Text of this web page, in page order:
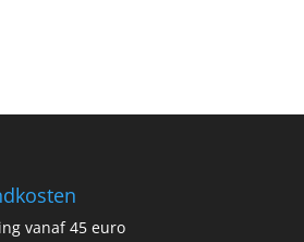
vanaf 45 euro